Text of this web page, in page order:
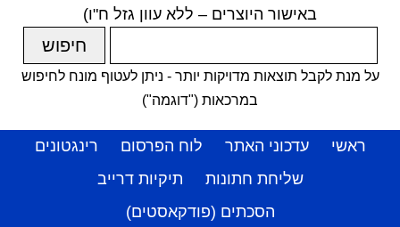
באישור היוצרים – ללא עוון גזל ח"ו)
על מנת לקבל תוצאות מדויקות יותר - ניתן לעטוף מונח לחיפוש
במרכאות ("דוגמה")
ראשי עדכוני האתר לוח הפרסום
רינגטונים
שליחת חתונות
תיקיות דרייב
הסכתים (פודקאסטים)